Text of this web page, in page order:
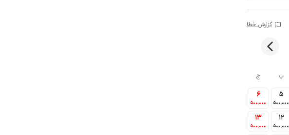
گزارش خطا
پ ج
5
500٬000
6
500٬000
12
500٬000
13
500٬000